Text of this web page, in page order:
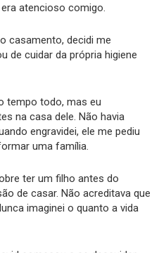
atencioso comigo.
casamento, decidi me
de cuidar da própria higiene
tempo todo, mas eu
na casa dele. Não havia
engravidei, ele me pediu
uma família.
ter um filho antes do
de casar. Não acreditava que
imaginei o quanto a vida